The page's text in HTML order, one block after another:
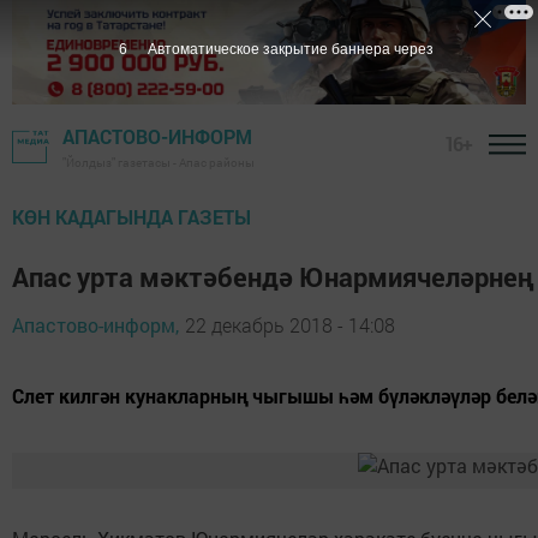
АПАСТОВО-ИНФОРМ
КӨН КАДАГЫНДА ГАЗЕТЫ
Апас урта мәктәбендә
Апастово-информ, 22 декабрь 2018 - 14:08
Слет килгән кунакларның чыгышы һәм бүләкләүләр
5 Автоматическое закрытие баннера через